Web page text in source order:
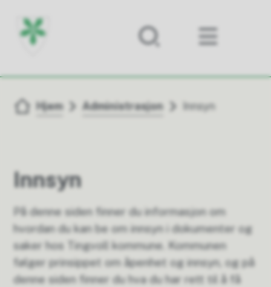
Forsiden
Du er her:
Hjem Administrasjon Innsyn
Innsyn
På denne siden finner du informasjon om
hvordan du kan be om innsyn i dokumenter og
saker hos Tingvoll kommune. Kommunen
følger prinsippet om åpenhet og innsyn, og på
denne siden finner du hva du har rett til å få